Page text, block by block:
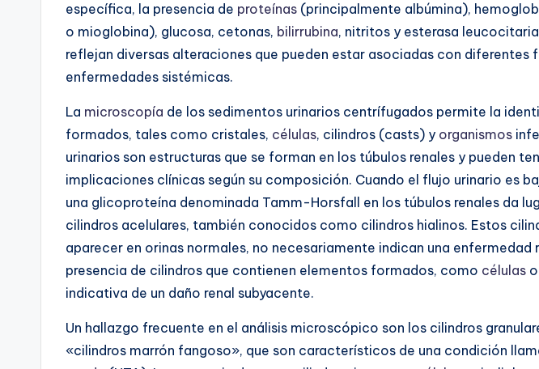
específica, la presencia de proteínas (principalmente albúmina),
o mioglobina), glucosa, cetonas, bilirrubina, nitritos y esterasa
reflejan diversas alteraciones que pueden estar asociadas con diferentes
enfermedades sistémicas.
La microscopía de los sedimentos urinarios centrífugados permite la
formados, tales como cristales, células, cilindros (casts) y organismos
urinarios son estructuras que se forman en los túbulos renales y pueden
implicaciones clínicas según su composición. Cuando el flujo urinario es
una glicoproteína denominada Tamm-Horsfall en los túbulos renales da
cilindros acelulares, también conocidos como cilindros hialinos. Estos
aparecer en orinas normales, no necesariamente indican una enfermedad
presencia de cilindros que contienen elementos formados, como células
indicativa de un daño renal subyacente.
Un hallazgo frecuente en el análisis microscópico son los cilindros
«cilindros marrón fangoso», que son característicos de una condición